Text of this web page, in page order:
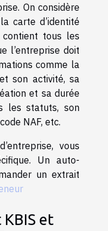
On considère
carte d’identité
contient tous les
l’entreprise doit
comme la
son activité, sa
et sa durée
les statuts, son
NAF, etc.
vous
Un auto-
un extrait
et